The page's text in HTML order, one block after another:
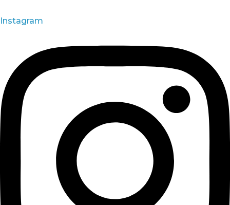
Instagram